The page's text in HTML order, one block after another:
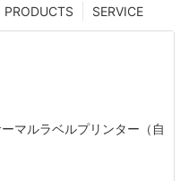
SERVICE
PRODUCTS